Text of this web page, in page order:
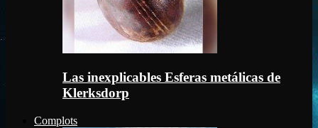
Las inexplicables Esferas metálicas de
Klerksdorp
Complots